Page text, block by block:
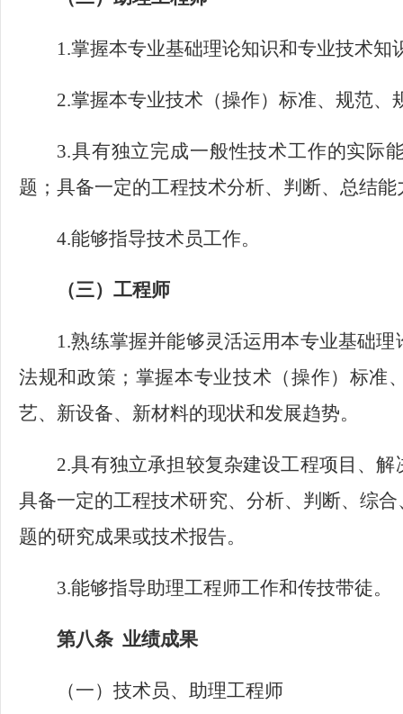
1.掌握本专业基础理论知识和专业技术知
2.掌握本专业技术（操作）标准、规范、
3.具有独立完成一般性技术工作的实际
题；具备一定的工程技术分析、判断、总结
4.能够指导技术员工作。
（三）工程师
1.熟练掌握并能够灵活运用本专业基础
法规和政策；掌握本专业技术（操作）标准
艺、新设备、新材料的现状和发展趋势。
2.具有独立承担较复杂建设工程项目、
具备一定的工程技术研究、分析、判断、综
题的研究成果或技术报告。
3.能够指导助理工程师工作和传技带徒。
第八条 业绩成果
（一）技术员、助理工程师